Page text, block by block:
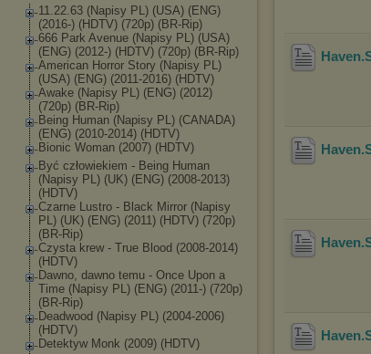
11.22.63 (Napisy PL) (USA) (ENG)
(2016-) (HDTV) (720p) (BR-Rip)
666 Park Avenue (Napisy PL) (USA)
(ENG) (2012-) (HDTV) (720p) (BR-Rip)
American Horror Story (Napisy PL)
(USA) (ENG) (2011-2016) (HDTV)
Awake (Napisy PL) (ENG) (2012)
(720p) (BR-Rip)
Being Human (Napisy PL) (CANADA)
(ENG) (2010-2014) (HDTV)
Bionic Woman (2007) (HDTV)
Być człowiekiem - Being Human
(Napisy PL) (UK) (ENG) (2008-2013)
(HDTV)
Czarne Lustro - Black Mirror (Napisy
PL) (UK) (ENG) (2011) (HDTV) (720p)
(BR-Rip)
Czysta krew - True Blood (2008-2014)
(HDTV)
Dawno, dawno temu - Once Upon a
Time (Napisy PL) (ENG) (2011-) (720p)
(BR-Rip)
Deadwood (Napisy PL) (2004-2006)
(HDTV)
Detektyw Monk (2009) (HDTV)